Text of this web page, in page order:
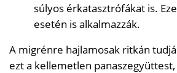
súlyos érkatasztrófákat is.
esetén is alkalmazzák.
A migrénre hajlamosak ritkán
ezt a kellemetlen